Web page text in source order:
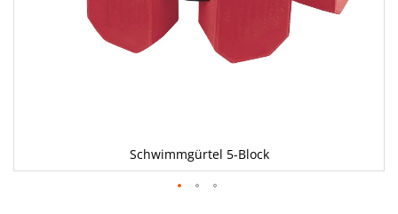
Schwimmgürtel 5-Block